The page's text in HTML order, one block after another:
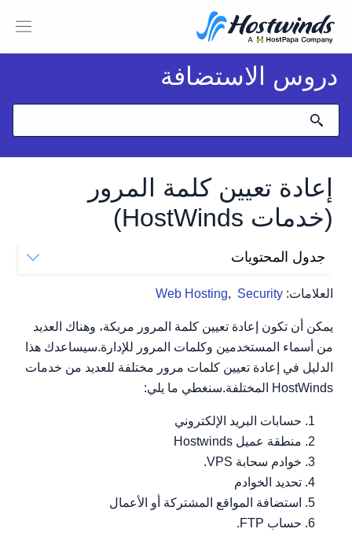
دروس الاستضافة
إعادة تعيين كلمة المرور
(خدمات HostWinds)
العلامات: Web Hosting, Security
جدول المحتويات
2. HostWinds منطقة العميل
Hostwinds Cloud VPS
خادم مخصص
استضافة مشتركة / أعمال
cpanel ftp.
مدير وورد
وورد URL.
يمكن أن تكون إعادة تعيين كلمة المرور مربكة، وهناك العديد
من أسماء المستخدمين وكلمات المرور للإدارة.سيساعدك هذا
الدليل في إعادة تعيين كلمات مرور مختلفة للعديد من خدمات
HostWinds المختلفة.سنغطي ما يلي:
حسابات البريد الإلكتروني
منطقة عميل Hostwinds
خوادم سحابة VPS.
تحديد الخوادم
استضافة المواقع المشتركة أو الأعمال
حساب FTP.